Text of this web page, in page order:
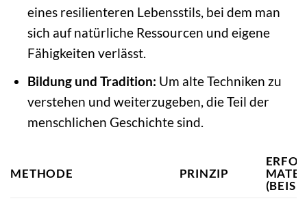
eines resilienteren Lebensstils, bei dem man
sich auf natürliche Ressourcen und eigene
Fähigkeiten verlässt.
Bildung und Tradition: Um alte Techniken zu
verstehen und weiterzugeben, die Teil der
menschlichen Geschichte sind.
METHODE PRINZIP